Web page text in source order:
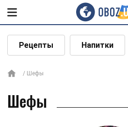
Рецепты Напитки
Шефы
Шефы